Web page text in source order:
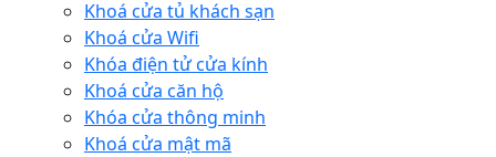
Khoá cửa tủ khách sạn
Khoá cửa Wifi
Khóa điện tử cửa kính
Khoá cửa căn hộ
Khóa cửa thông minh
Khoá cửa mật mã